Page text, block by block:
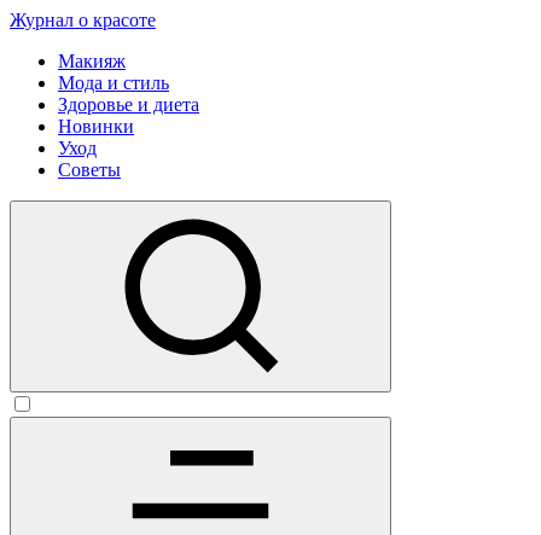
Журнал о красоте
Макияж
Мода и стиль
Здоровье и диета
Новинки
Уход
Советы